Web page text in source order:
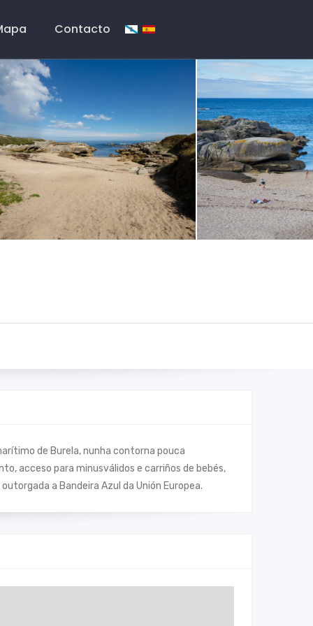
Contacto
de Burela, nunha contorna pouca
acceso para minusválidos e carriños de bebés,
a Bandeira Azul da Unión Europea.